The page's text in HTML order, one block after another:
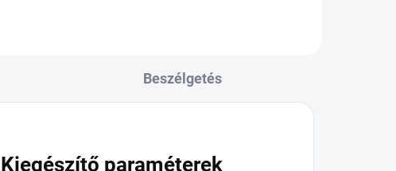
Beszélgetés
Kiegészítő paraméterek